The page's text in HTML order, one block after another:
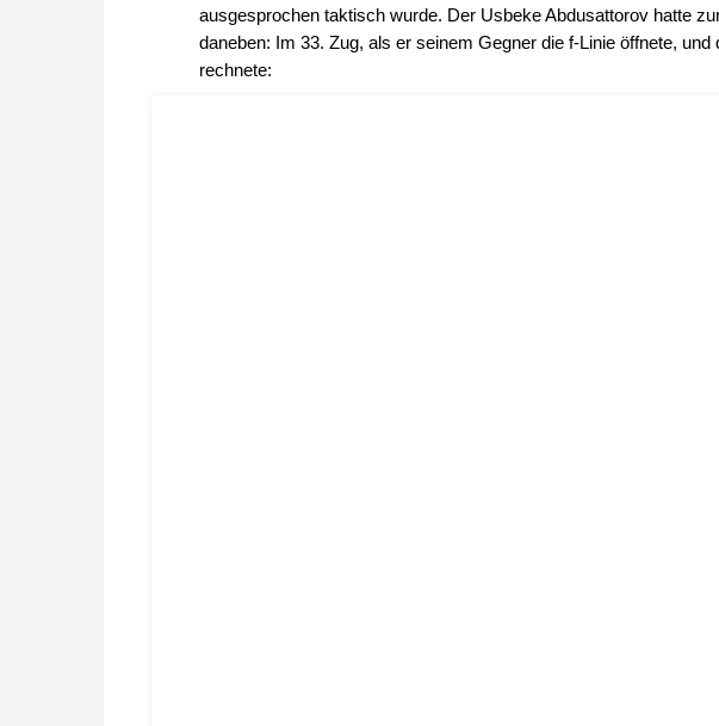
ausgesprochen taktisch wurde. Der Usbeke Abdusattorov hatte
daneben: Im 33. Zug, als er seinem Gegner die f-Linie öffnete,
rechnete: